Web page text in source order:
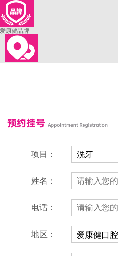
爱康健品牌
恒乐口腔诊所
富港口腔诊所
项目：
姓名：
电话：
地区：